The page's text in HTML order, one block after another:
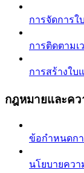
การจัดการใ
การติดตามเ
การสร้างใบ
กฎหมายและค
ข้อกำหนดก
นโยบายควา